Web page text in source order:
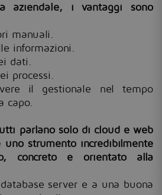
aziendale, i vantaggi sono
manuali.
informazioni.
dati.
processi.
il gestionale nel tempo
capo.
parlano solo di cloud e web
uno strumento incredibilmente
concreto e orientato alla
server e a una buona